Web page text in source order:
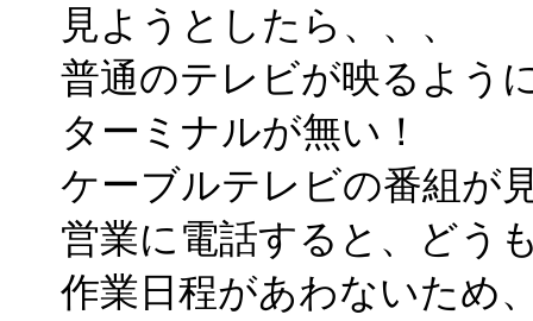
見ようとしたら、、、
普通のテレビが映るよう
ターミナルが無い！
ケーブルテレビの番組が
営業に電話すると、どう
作業日程があわないため